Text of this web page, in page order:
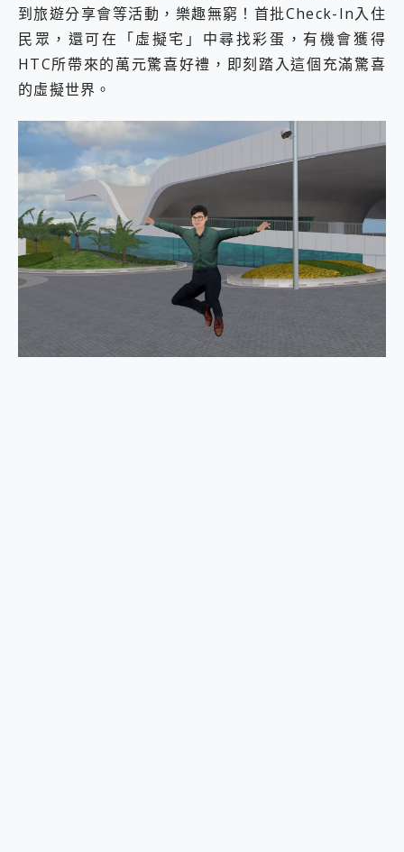
到旅遊分享會等活動，樂趣無窮！首批Check-In入住
民眾，還可在「虛擬宅」中尋找彩蛋，有機會獲得
HTC所帶來的萬元驚喜好禮，即刻踏入這個充滿驚喜
的虛擬世界。